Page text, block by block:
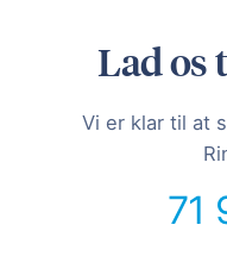
Lad os
Vi er klar til at
71